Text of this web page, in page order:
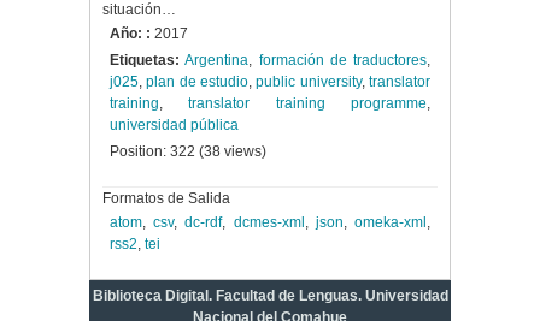
situación…
Año: : 2017
Etiquetas: Argentina, formación de traductores,
j025,plan de estudio,public university,translator
training,translator training programme,
universidad pública
Position: 322 (38 views)
Formatos de Salida
atom,csv,dc-rdf, dcmes-xml , json,omeka-xml ,
rss2, tei
Biblioteca Digital. Facultad de Lenguas. Universidad
Nacional del Comahue